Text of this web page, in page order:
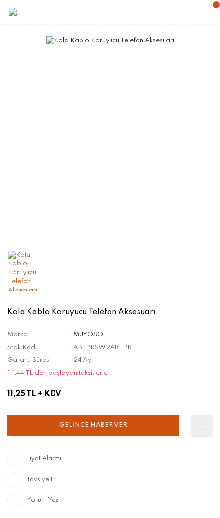
Kola Kablo Koruyucu Telefon Aksesuarı
Marka
MUYOSO
Stok Kodu
ABFPRSW2ABFPR
Garanti Süresi
24 Ay
* 1,44 TL den başlayan taksitlerle!
11,25 TL + KDV
GELİNCE HABER VER
Fiyat Alarmı
Tavsiye Et
Yorum Yaz